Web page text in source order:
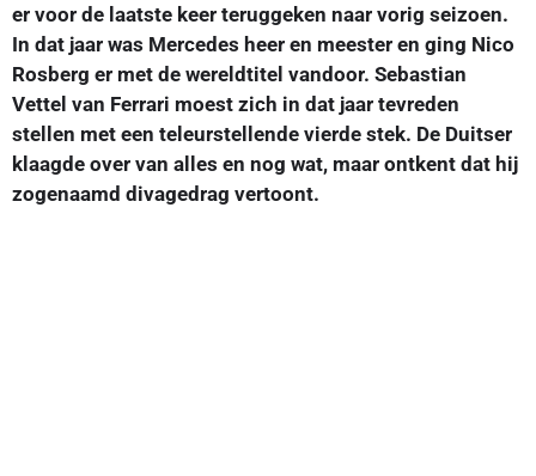
er voor de laatste keer teruggeken naar vorig seizoen.
In dat jaar was Mercedes heer en meester en ging Nico
Rosberg er met de wereldtitel vandoor. Sebastian
Vettel van Ferrari moest zich in dat jaar tevreden
stellen met een teleurstellende vierde stek. De Duitser
klaagde over van alles en nog wat, maar ontkent dat hij
zogenaamd divagedrag vertoont.